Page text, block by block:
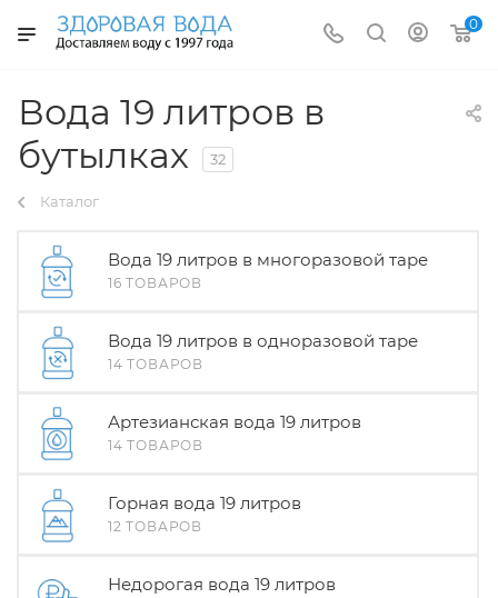
0
Вода 19 литров в
бутылках
32
Каталог
Вода 19 литров в многоразовой таре
16 ТОВАРОВ
Вода 19 литров в одноразовой таре
14 ТОВАРОВ
Артезианская вода 19 литров
14 ТОВАРОВ
Горная вода 19 литров
12 ТОВАРОВ
Недорогая вода 19 литров